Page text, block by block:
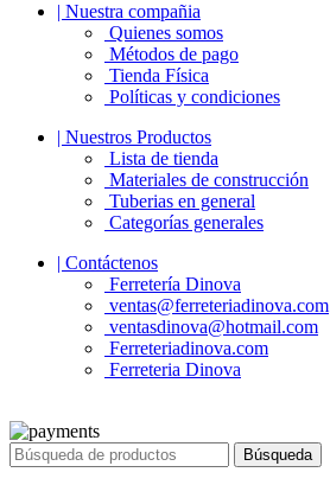
| Nuestra compañia
Quienes somos
Métodos de pago
Tienda Física
Políticas y condiciones
| Nuestros Productos
Lista de tienda
Materiales de construcción
Tuberias en general
Categorías generales
| Contáctenos
Ferretería Dinova
ventas@ferreteriadinova.com
ventasdinova@hotmail.com
Ferreteriadinova.com
Ferreteria Dinova
Búsqueda